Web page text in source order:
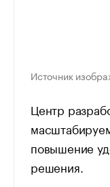
Источник
Центр
повышение
решения.